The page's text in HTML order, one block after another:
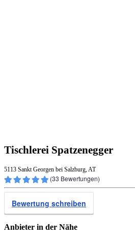
Tischlerei Spatzenegger
5113 Sankt Georgen bei Salzburg, AT
(33 Bewertungen)
Bewertung schreiben
Anbieter in der Nähe